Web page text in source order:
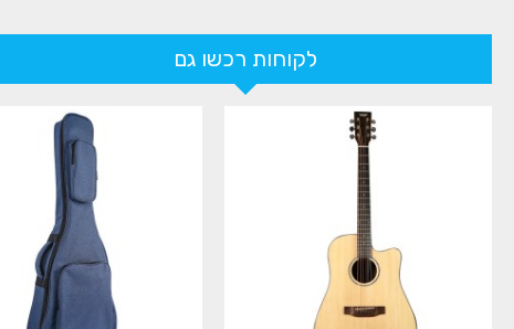
לקוחות רכשו גם